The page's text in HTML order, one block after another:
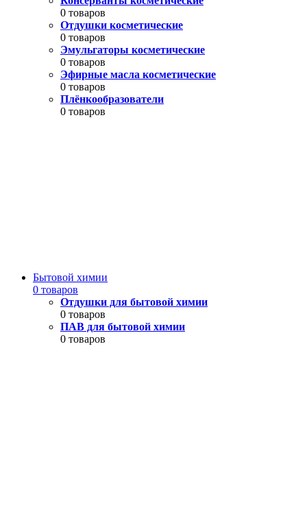
0 товаров
Отдушки косметические
0 товаров
Эмульгаторы косметические
0 товаров
Эфирные масла косметические
0 товаров
Плёнкообразователи
0 товаров
Бытовой химии
0 товаров
Отдушки для бытовой химии
0 товаров
ПАВ для бытовой химии
0 товаров